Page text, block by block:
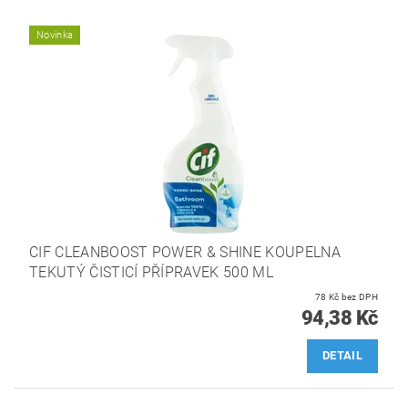
Novinka
CIF CLEANBOOST POWER & SHINE KOUPELNA
TEKUTÝ ČISTICÍ PŘÍPRAVEK 500 ML
78 Kč bez DPH
94,38 Kč
DETAIL